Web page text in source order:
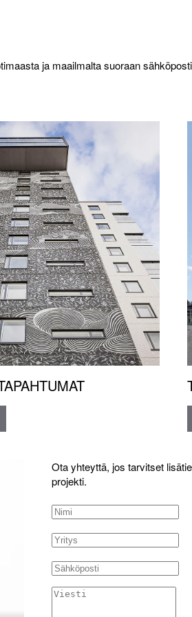
ja maailmalta suoraan
Ota yhteyttä, jos tarvitset
projekti.